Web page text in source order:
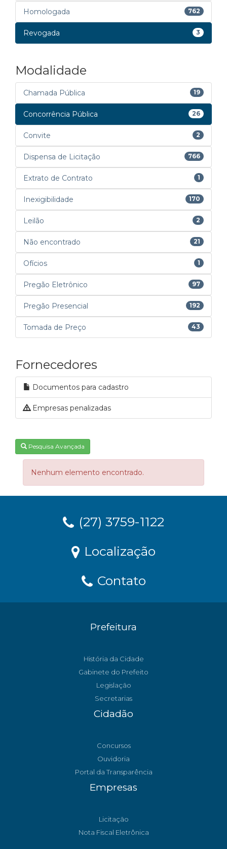
Homologada 762
Revogada 3
Modalidade
Chamada Pública 19
Concorrência Pública 26
Convite 2
Dispensa de Licitação 766
Extrato de Contrato 1
Inexigibilidade 170
Leilão 2
Não encontrado 21
Ofícios 1
Pregão Eletrônico 97
Pregão Presencial 192
Tomada de Preço 43
Fornecedores
Documentos para cadastro
Empresas penalizadas
Pesquisa Avançada
Nenhum elemento encontrado.
(27) 3759-1122
Localização
Contato
Prefeitura
História da Cidade
Gabinete do Prefeito
Legislação
Secretarias
Cidadão
Concursos
Ouvidoria
Portal da Transparência
Empresas
Licitação
Nota Fiscal Eletrônica